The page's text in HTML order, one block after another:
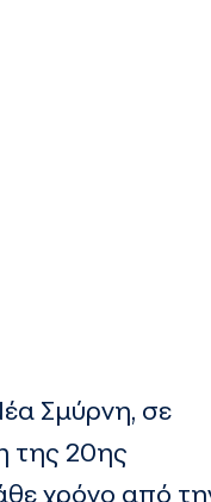
Σμύρνη, σε
της 20ης
χρόνο από